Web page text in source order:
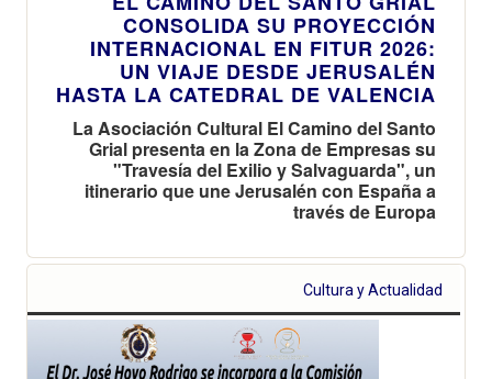
CONSOLIDA SU PROYECCIÓN
INTERNACIONAL EN FITUR 2026:
UN VIAJE DESDE JERUSALÉN
HASTA LA CATEDRAL DE VALENCIA
La Asociación Cultural El Camino del Santo
Grial presenta en la Zona de Empresas su
"Travesía del Exilio y Salvaguarda", un
itinerario que une Jerusalén con España a
través de Europa
Cultura y Actualidad